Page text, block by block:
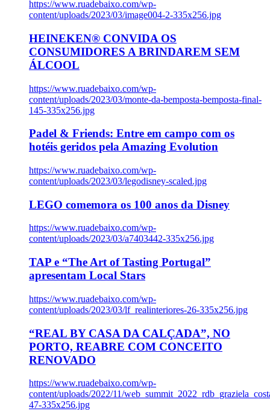
https://www.ruadebaixo.com/wp-
content/uploads/2023/03/image004-2-335x256.jpg
HEINEKEN® CONVIDA OS
CONSUMIDORES A BRINDAREM SEM
ÁLCOOL
https://www.ruadebaixo.com/wp-
content/uploads/2023/03/monte-da-bemposta-bemposta-final-
145-335x256.jpg
Padel & Friends: Entre em campo com os
hotéis geridos pela Amazing Evolution
https://www.ruadebaixo.com/wp-
content/uploads/2023/03/legodisney-scaled.jpg
LEGO comemora os 100 anos da Disney
https://www.ruadebaixo.com/wp-
content/uploads/2023/03/a7403442-335x256.jpg
TAP e “The Art of Tasting Portugal”
apresentam Local Stars
https://www.ruadebaixo.com/wp-
content/uploads/2023/03/lf_realinteriores-26-335x256.jpg
“REAL BY CASA DA CALÇADA”, NO
PORTO, REABRE COM CONCEITO
RENOVADO
https://www.ruadebaixo.com/wp-
content/uploads/2022/11/
47-335x256.jpg